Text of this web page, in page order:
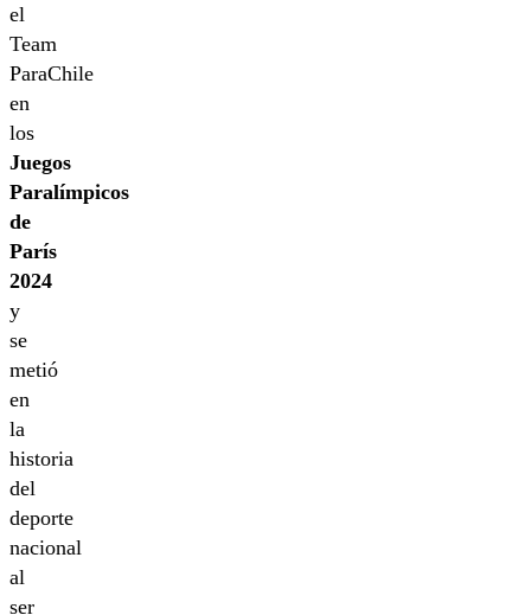
el
Team
ParaChile
en
los
Juegos
Paralímpicos
de
París
2024
y
se
metió
en
la
historia
del
deporte
nacional
al
ser